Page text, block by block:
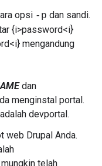
opsi -p dan sandi.
{i>password<i}
mengandung
dan
menginstal portal.
devportal.
web Drupal Anda.
telah